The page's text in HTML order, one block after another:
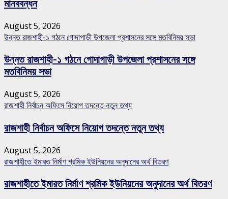
মানববন্ধন
August 5, 2026
উন্নত রাজশাহী-১ গঠনে গোদাগাড়ী উপজেলা প্রশাসনের সঙ্গে মতবিনিময় সভা
উন্নত রাজশাহী-১ গঠনে গোদাগাড়ী উপজেলা প্রশাসনের সঙ্গে
মতবিনিময় সভা
August 5, 2026
রাজশাহী নির্বাচন অফিসে নিয়োগ তদন্তে নতুন তথ্য
রাজশাহী নির্বাচন অফিসে নিয়োগ তদন্তে নতুন তথ্য
August 5, 2026
রাজশাহীতে ইমারত নির্মাণ শ্রমিক ইউনিয়নের অনুদানের অর্থ বিতরণ
রাজশাহীতে ইমারত নির্মাণ শ্রমিক ইউনিয়নের অনুদানের অর্থ বিতরণ